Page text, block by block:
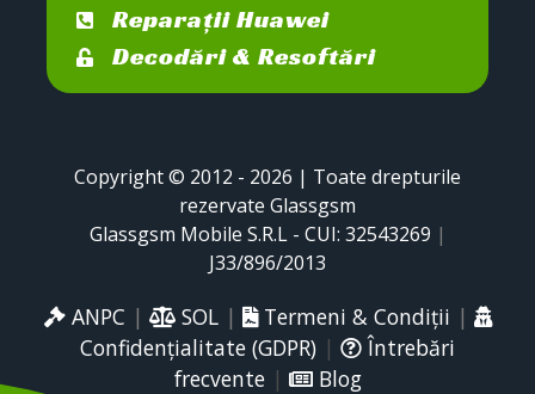
Reparații Huawei
Decodări & Resoftări
Copyright © 2012 - 2026 | Toate drepturile
rezervate Glassgsm
Glassgsm Mobile S.R.L - CUI: 32543269 |
J33/896/2013
ANPC | SOL| Termeni & Condiții |
Confidențialitate (GDPR) |
Întrebări
frecvente| Blog